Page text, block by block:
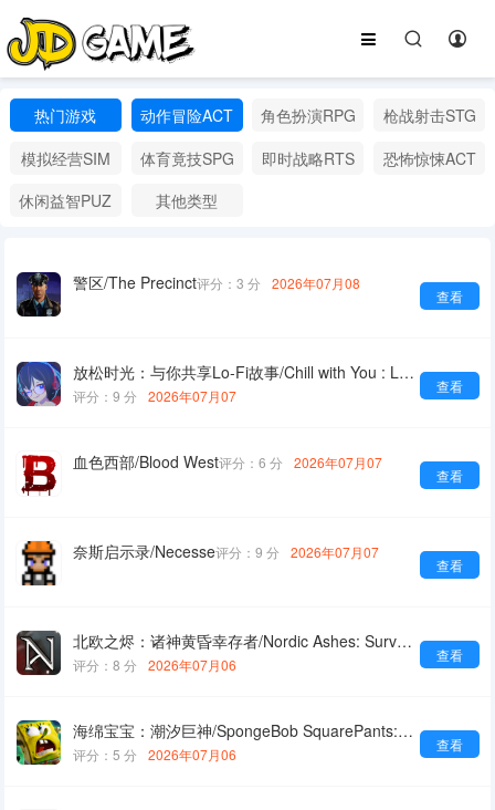
热门游戏 动作冒险ACT 角色扮演RPG
枪战射击STG
模拟经营SIM
体育竟技SPG 即时战略RTS
恐怖惊悚ACT
休闲益智PUZ
其他类型
警区/The Precinct
查看
评分：3 分 2026年07月08
放松时光：与你共享Lo-Fi故事/Chill with You : Lo-Fi Story
查看
评分：9 分 2026年07月07
血色西部/Blood West
查看
评分：6 分 2026年07月07
奈斯启示录/Necesse
查看
评分：9 分 2026年07月07
北欧之烬：诸神黄昏幸存者/Nordic Ashes: Survivors of Ragnarok
查看
评分：8 分 2026年07月06
海绵宝宝：潮汐巨神/SpongeBob SquarePants: Titans of the Tide
查看
评分：5 分 2026年07月06